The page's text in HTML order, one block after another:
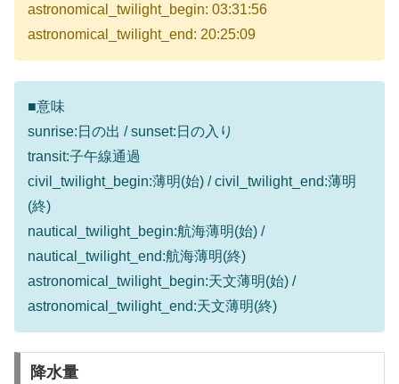
astronomical_twilight_begin: 03:31:56
astronomical_twilight_end: 20:25:09
■意味
sunrise:日の出 / sunset:日の入り
transit:子午線通過
civil_twilight_begin:薄明(始) / civil_twilight_end:薄明
(終)
nautical_twilight_begin:航海薄明(始) /
nautical_twilight_end:航海薄明(終)
astronomical_twilight_begin:天文薄明(始) /
astronomical_twilight_end:天文薄明(終)
降水量